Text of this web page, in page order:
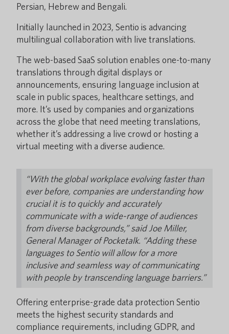
Persian, Hebrew and Bengali.
Initially launched in 2023, Sentio is advancing
multilingual collaboration with live translations.
The web-based SaaS solution enables one-to-many
translations through digital displays or
announcements, ensuring language inclusion at
scale in public spaces, healthcare settings, and
more. It’s used by companies and organizations
across the globe that need meeting translations,
whether it’s addressing a live crowd or hosting a
virtual meeting with a diverse audience.
“With the global workplace evolving faster than
ever before, companies are understanding how
crucial it is to quickly and accurately
communicate with a wide-range of audiences
from diverse backgrounds,” said Joe Miller,
General Manager of Pocketalk. “Adding these
languages to Sentio will allow for a more
inclusive and seamless way of communicating
with people by transcending language barriers.”
Offering enterprise-grade data protection Sentio
meets the highest security standards and
compliance requirements, including GDPR, and